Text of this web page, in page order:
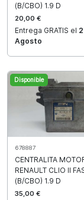
(B/CBO) 1.9 D
20,00 €
Entrega GRATIS el
Agosto
Disponible
678887
CENTRALITA
RENAULT CLIO II
(B/CBO) 1.9 D
35,00 €